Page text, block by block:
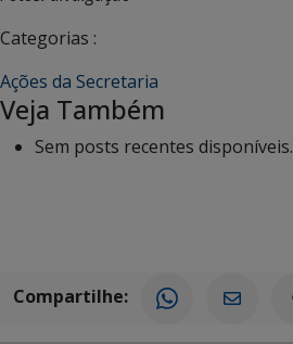
Categorias :
Ações da Secretaria
Veja Também
Sem posts recentes disponíveis.
Compartilhe: